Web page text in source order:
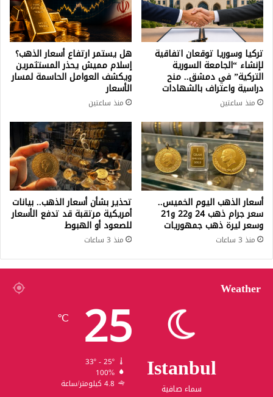
تركيا وسوريا توقعان اتفاقية
لإنشاء “الجامعة السورية
التركية” في دمشق.. منح
دراسية واعتراف بالشهادات
منذ ساعتين
هل يستمر ارتفاع أسعار الذهب؟
إسلام مميش يحذر المستثمرين
ويكشف العوامل الحاسمة لمسار
الأسعار
منذ ساعتين
أسعار الذهب اليوم الخميس..
سعر جرام ذهب 24 و22 و21
وسعر ليرة ذهب جمهوريات
منذ 3 ساعات
تحذير بشأن أسعار الذهب.. بيانات
أمريكية مرتقبة قد تدفع الأسعار
للصعود أو الهبوط
منذ 3 ساعات
Weather
Istanbul
سماء صافية
25
℃
33º - 25º
100%
4.8 كيلومتر/ساعة